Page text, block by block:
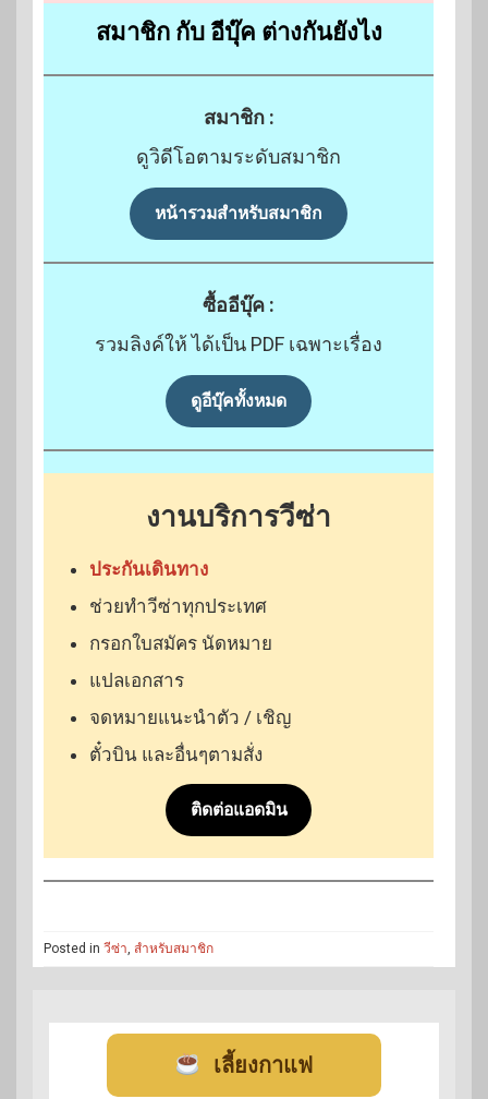
สมาชิก กับ อีบุ๊ค ต่างกันยังไง
สมาชิก :
ดูวิดีโอตามระดับสมาชิก
หน้ารวมสำหรับสมาชิก
ซื้ออีบุ๊ค :
รวมลิงค์ให้ ได้เป็น PDF เฉพาะเรื่อง
ดูอีบุ๊คทั้งหมด
งานบริการวีซ่า
ประกันเดินทาง
ช่วยทำวีซ่าทุกประเทศ
กรอกใบสมัคร นัดหมาย
แปลเอกสาร
จดหมายแนะนำตัว / เชิญ
ตั๋วบิน และอื่นๆตามสั่ง
ติดต่อแอดมิน
Posted in วีซ่า สำหรับสมาชิก
เลี้ยงกาแฟ